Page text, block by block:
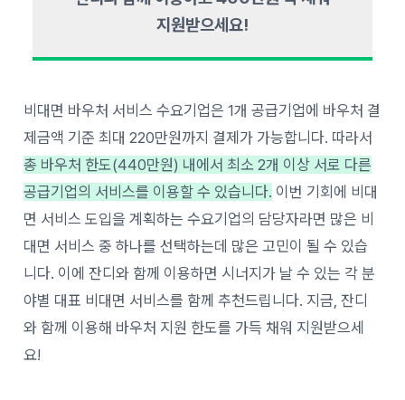
지원받으세요!
비대면 바우처 서비스 수요기업은 1개 공급기업에 바우처 결
제금액 기준 최대 220만원까지 결제가 가능합니다. 따라서
총 바우처 한도(440만원) 내에서 최소 2개 이상 서로 다른
공급기업의 서비스를 이용할 수 있습니다. 이번 기회에 비대
면 서비스 도입을 계획하는 수요기업의 담당자라면 많은 비
대면 서비스 중 하나를 선택하는데 많은 고민이 될 수 있습
니다. 이에 잔디와 함께 이용하면 시너지가 날 수 있는 각 분
야별 대표 비대면 서비스를 함께 추천드립니다. 지금, 잔디
와 함께 이용해 바우처 지원 한도를 가득 채워 지원받으세
요!